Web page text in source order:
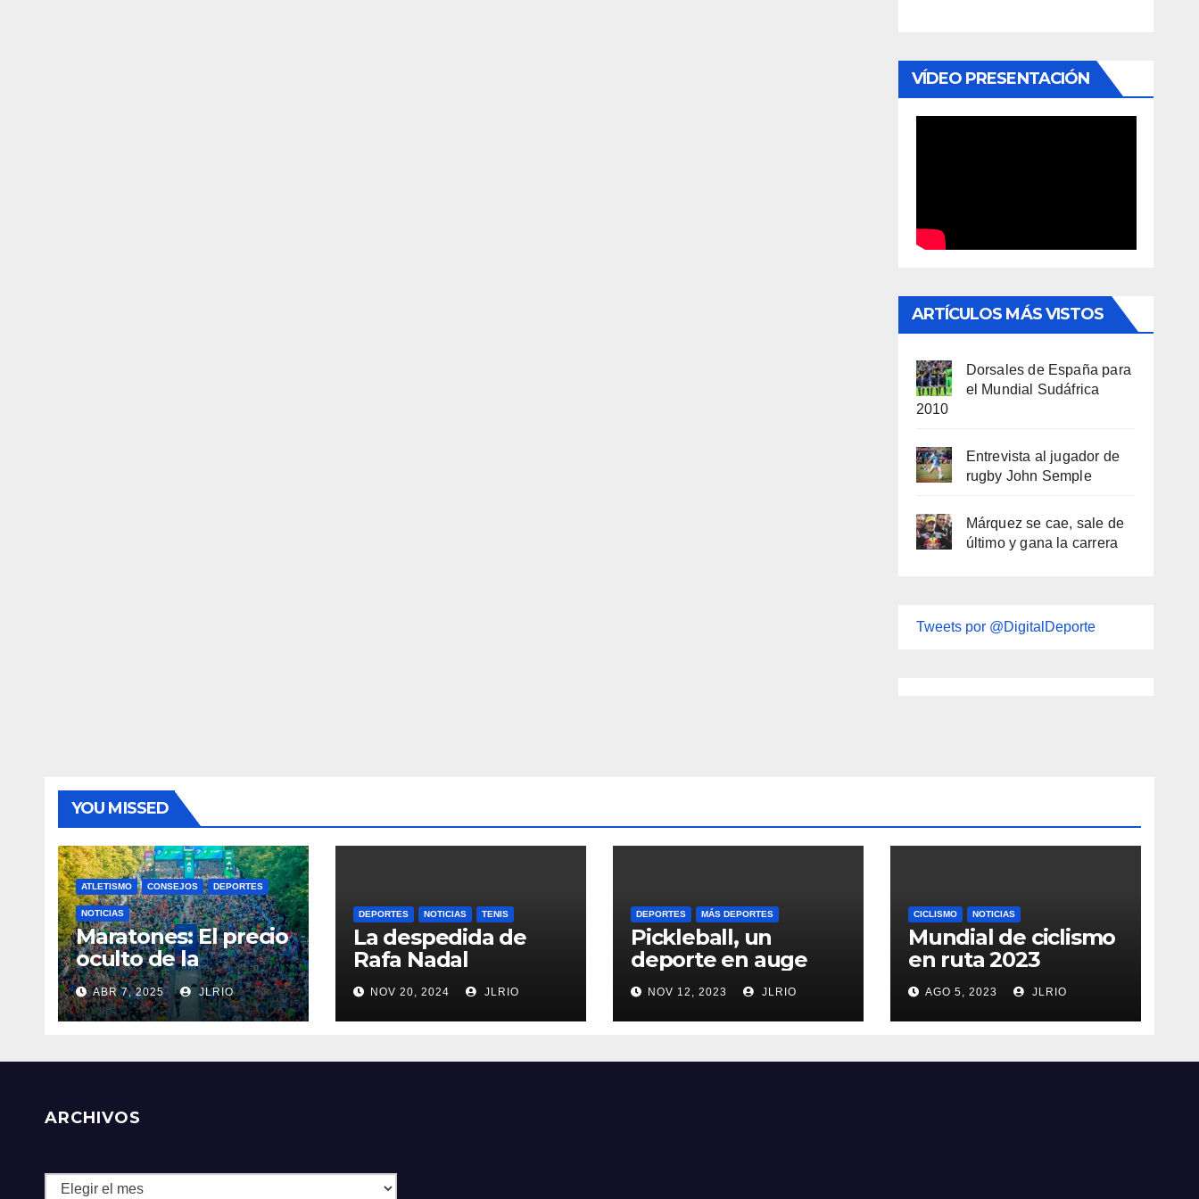
VÍDEO PRESENTACIÓN
ARTÍCULOS MÁS VISTOS
Dorsales de España para
el Mundial Sudáfrica
2010
Entrevista al jugador de
rugby John Semple
Márquez se cae, sale de
último y gana la carrera
Tweets por @DigitalDeporte
YOU MISSED
ATLETISMO CONSEJOS DEPORTES
NOTICIAS
Maratones: El precio
oculto de la
resistencia
ABR 7, 2025 JLRIO
DEPORTES NOTICIAS TENIS
La despedida de
Rafa Nadal
NOV 20, 2024 JLRIO
DEPORTES MÁS DEPORTES
Pickleball, un
deporte en auge
NOV 12, 2023 JLRIO
CICLISMO NOTICIAS
Mundial de ciclismo
en ruta 2023
AGO 5, 2023 JLRIO
ARCHIVOS
Archivos